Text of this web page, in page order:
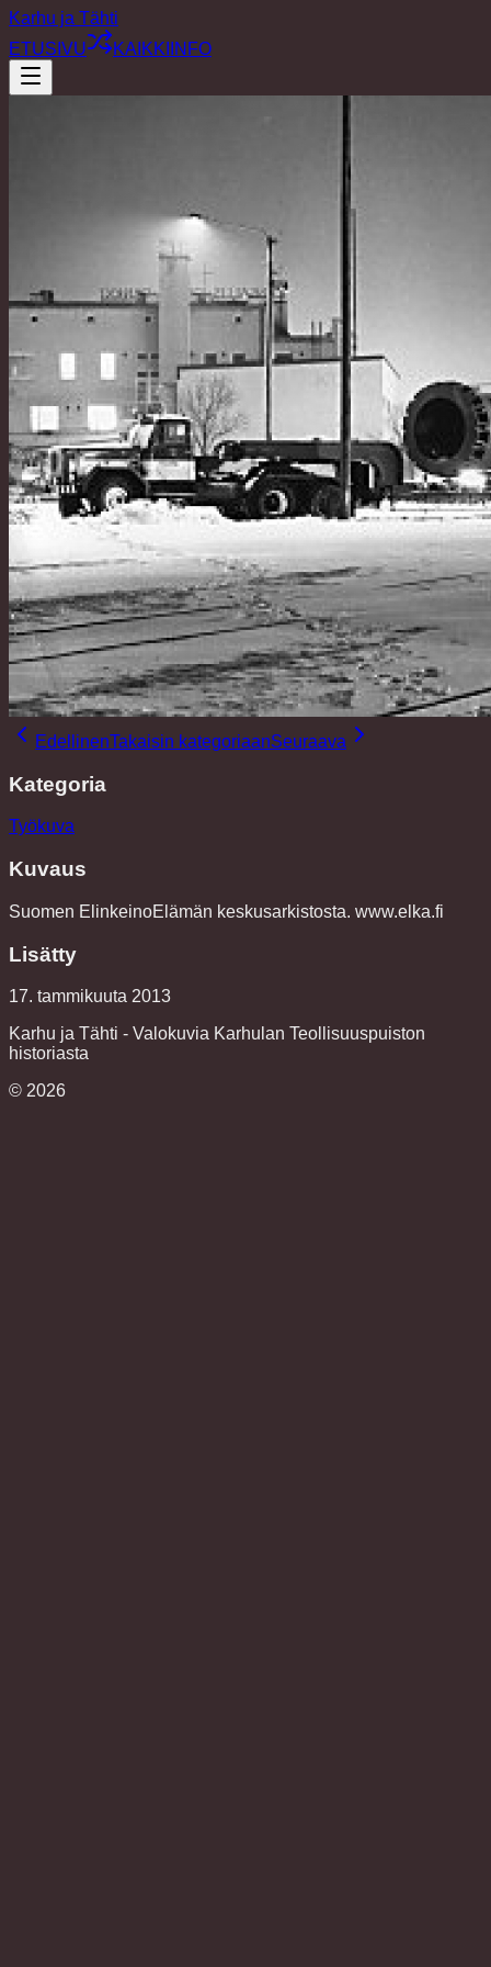
Karhu ja Tähti
ETUSIVU
KAIKKI INFO
EdellinenTakaisin kategoriaanSeuraava
Kategoria
Työkuva
Kuvaus
Suomen ElinkeinoElämän keskusarkistosta. www.elka.fi
Lisätty
17. tammikuuta 2013
Karhu ja Tähti - Valokuvia Karhulan Teollisuuspuiston
historiasta
© 2026